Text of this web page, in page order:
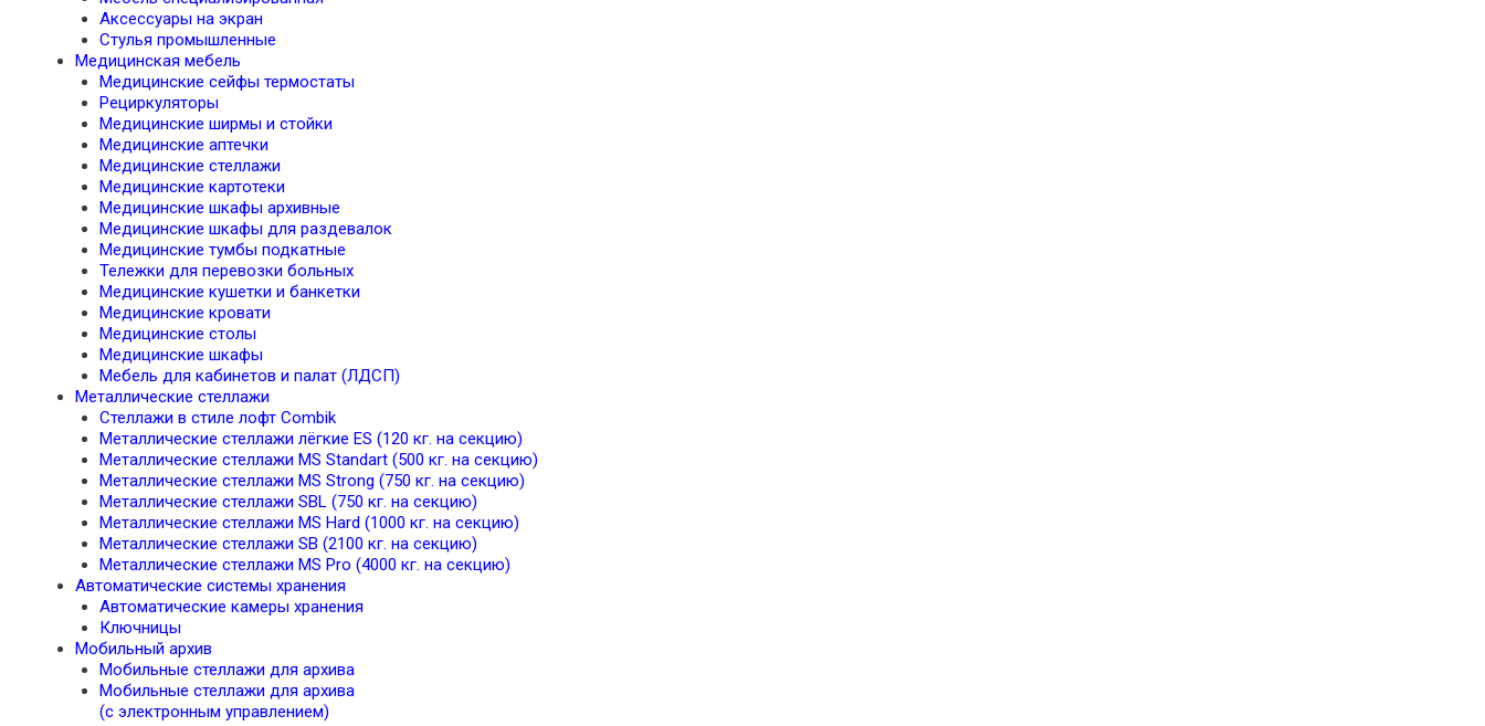
Аксессуары на экран
Стулья промышленные
Медицинская мебель
Медицинские сейфы термостаты
Рециркуляторы
Медицинские ширмы и стойки
Медицинские аптечки
Медицинские стеллажи
Медицинские картотеки
Медицинские шкафы архивные
Медицинские шкафы для раздевалок
Медицинские тумбы подкатные
Тележки для перевозки больных
Медицинские кушетки и банкетки
Медицинские кровати
Медицинские столы
Медицинские шкафы
Мебель для кабинетов и палат (ЛДСП)
Металлические стеллажи
Стеллажи в стиле лофт Combik
Металлические стеллажи лёгкие ES (120 кг. на секцию)
Металлические стеллажи MS Standart (500 кг. на секцию)
Металлические стеллажи MS Strong (750 кг. на секцию)
Металлические стеллажи SBL (750 кг. на секцию)
Металлические стеллажи MS Hard (1000 кг. на секцию)
Металлические стеллажи SB (2100 кг. на секцию)
Металлические стеллажи MS Pro (4000 кг. на секцию)
Автоматические системы хранения
Автоматические камеры хранения
Ключницы
Мобильный архив
Мобильные стеллажи для архива
Мобильные стеллажи для архива
(с электронным управлением)